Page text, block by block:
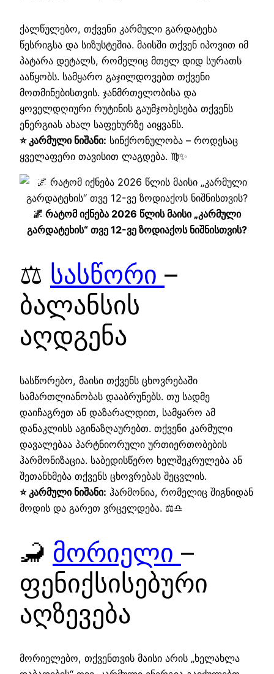
ქალწულებო, თქვენი კარმული გარდატეხა
წესრიგსა და სიზუსტეშია. მაისში თქვენ იპოვით იმ
პატარა დეტალს, რომელიც მთელ დიდ სურათს
ააწყობს. სამყარო გაჯილდოვებთ თქვენი
მოთმინებისთვის. ჯანმრთელობისა და
ყოველდღიური რუტინის გაუმჯობესება თქვენს
ენერგიას ახალ საფეხურზე აიყვანს.
⭐ კარმული ნიშანი: სინქრონულობა – როდესაც
ყველაფერი თავისით ლაგდება. ♍✨
🌌 რატომ იქნება 2026 წლის მაისი „კარმული
გარდატეხის“ თვე 12-ვე ზოდიაქოს ნიშნისთვის?
⚖️ სასწორი –
ბალანსის
აღდგენა
სასწორებო, მაისი თქვენს ცხოვრებაში
სამართლიანობას დააბრუნებს. თუ სადმე
დაიჩაგრეთ ან დაზარალდით, სამყარო ამ
დანაკლისს აგინაზღაურებთ. თქვენი კარმული
დავალებაა პარტნიორული ურთიერთობების
ჰარმონიზაცია. საბედისწერო ხელშეკრულება ან
შეთანხმება თქვენს ცხოვრებას შეცვლის.
⭐ კარმული ნიშანი: ჰარმონია, რომელიც შიგნიდან
მოდის და გარეთ ვრცელდება. ⚖️♎
🦂 მორიელი –
ფენიქსისებური
აღზევება
მორიელებო, თქვენთვის მაისი არის „ხელახლა